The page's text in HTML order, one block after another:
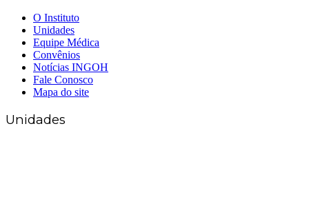
O Instituto
Unidades
Equipe Médica
Convênios
Notícias INGOH
Fale Conosco
Mapa do site
Unidades